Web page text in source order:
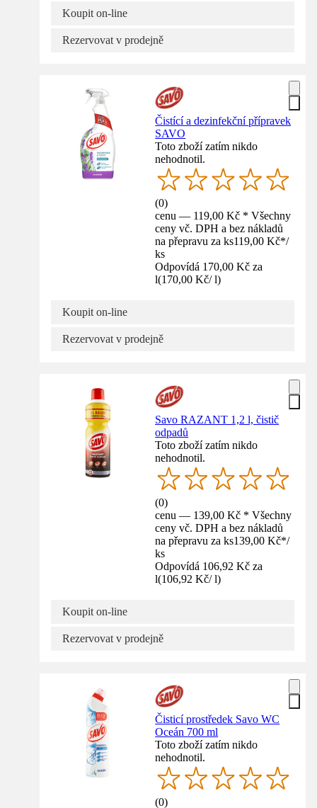
Koupit on-line
Rezervovat v prodejně
Čistící a dezinfekční přípravek
SAVO
Toto zboží zatím nikdo
nehodnotil.
(0)
cenu — 119,00 Kč * Všechny
ceny vč. DPH a bez nákladů
na přepravu za ks119,00 Kč*/
ks
Odpovídá 170,00 Kč za
l(170,00 Kč/ l)
Koupit on-line
Rezervovat v prodejně
Savo RAZANT 1,2 l, čistič
odpadů
Toto zboží zatím nikdo
nehodnotil.
(0)
cenu — 139,00 Kč * Všechny
ceny vč. DPH a bez nákladů
na přepravu za ks139,00 Kč*/
ks
Odpovídá 106,92 Kč za
l(106,92 Kč/ l)
Koupit on-line
Rezervovat v prodejně
Čisticí prostředek Savo WC
Oceán 700 ml
Toto zboží zatím nikdo
nehodnotil.
(0)